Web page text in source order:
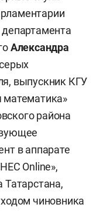
Александра
выпускник КГУ
математика»
района
в аппарате
Online»,
Татарстана,
чиновника